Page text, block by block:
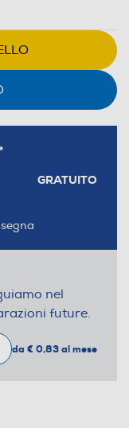
GRATUITO
nel
future.
da € 0,83 al mese